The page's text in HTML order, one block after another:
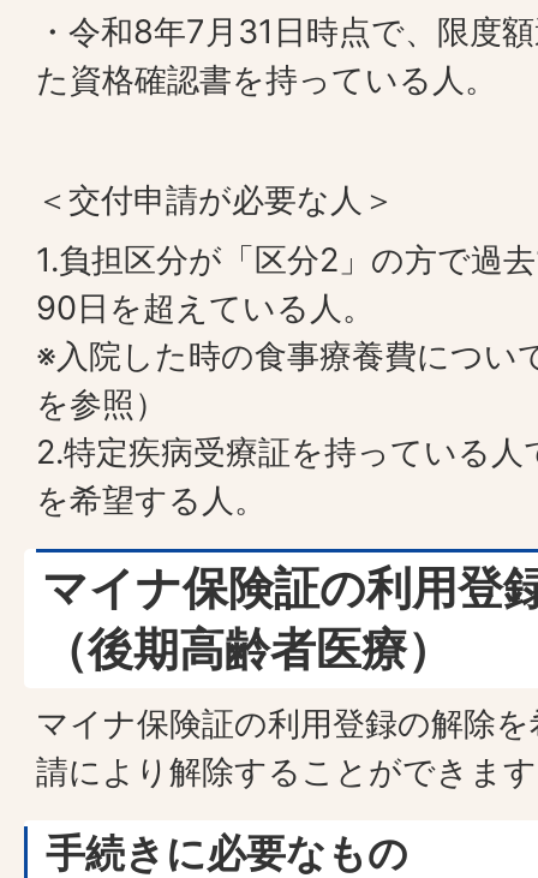
・令和8年7月31日時点で、限度
た資格確認書を持っている人。
＜交付申請が必要な人＞
1.負担区分が「区分2」の方で過
90日を超えている人。
※入院した時の食事療養費につい
を参照）
2.特定疾病受療証を持っている
を希望する人。
マイナ保険証の利用登
（後期高齢者医療）
マイナ保険証の利用登録の解除
請により解除することができま
手続きに必要なもの